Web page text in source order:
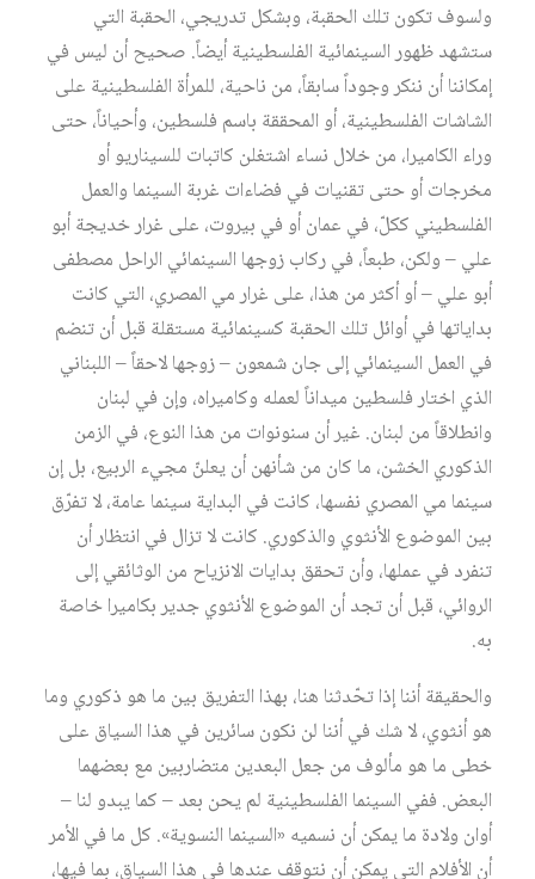
ولسوف تكون تلك الحقبة، وبشكل تدريجي، الحقبة التي
ستشهد ظهور السينمائية الفلسطينية أيضاً. صحيح أن ليس في
إمكاننا أن ننكر وجوداً سابقاً، من ناحية، للمرأة الفلسطينية على
الشاشات الفلسطينية، أو المحققة باسم فلسطين، وأحياناً، حتى
وراء الكاميرا، من خلال نساء اشتغلن كاتبات للسيناريو أو
مخرجات أو حتى تقنيات في فضاءات غربة السينما والعمل
الفلسطيني ككلّ، في عمان أو في بيروت، على غرار خديجة أبو
علي – ولكن، طبعاً، في ركاب زوجها السينمائي الراحل مصطفى
أبو علي – أو أكثر من هذا، على غرار مي المصري، التي كانت
بداياتها في أوائل تلك الحقبة كسينمائية مستقلة قبل أن تنضم
في العمل السينمائي إلى جان شمعون – زوجها لاحقاً – اللبناني
الذي اختار فلسطين ميداناً لعمله وكاميراه، وإن في لبنان
وانطلاقاً من لبنان. غير أن سنونوات من هذا النوع، في الزمن
الذكوري الخشن، ما كان من شأنهن أن يعلنّ مجيء الربيع، بل إن
سينما مي المصري نفسها، كانت في البداية سينما عامة، لا تفرّق
بين الموضوع الأنثوي والذكوري. كانت لا تزال في انتظار أن
تنفرد في عملها، وأن تحقق بدايات الانزياح من الوثائقي إلى
الروائي، قبل أن تجد أن الموضوع الأنثوي جدير بكاميرا خاصة
به.
والحقيقة أننا إذا تحّدثنا هنا، بهذا التفريق بين ما هو ذكوري وما
هو أنثوي، لا شك في أننا لن نكون سائرين في هذا السياق على
خطى ما هو مألوف من جعل البعدين متضاربين مع بعضهما
البعض. ففي السينما الفلسطينية لم يحن بعد – كما يبدو لنا –
أوان ولادة ما يمكن أن نسميه «السينما النسوية». كل ما في الأمر
أن الأفلام التي يمكن أن نتوقف عندها في هذا السياق، بما فيها،